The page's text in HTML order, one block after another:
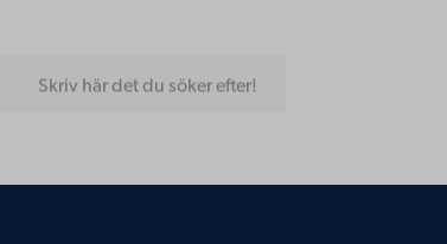
Skriv här det du söker efter!